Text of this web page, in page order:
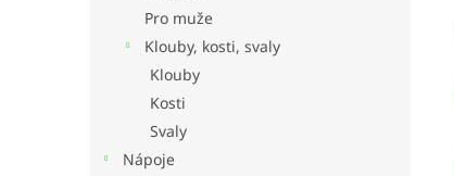
Pro muže
Klouby, kosti, svaly
Klouby
Kosti
Svaly
Nápoje